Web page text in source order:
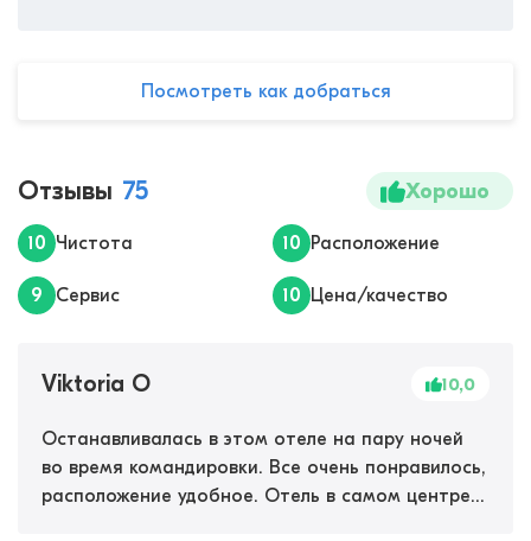
Посмотреть как добраться
Отзывы 75 Хорошо
10 Чистота 10 Расположение
9 Сервис 10 Цена/качество
Viktoria O 10,0
Останавливалась в этом отеле на пару ночей
во время командировки. Все очень понравилось,
расположение удобное. Отель в самом центре